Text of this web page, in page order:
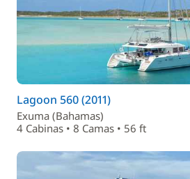
Lagoon 560 (2011)
Exuma (Bahamas)
4 Cabinas • 8 Camas • 56 ft